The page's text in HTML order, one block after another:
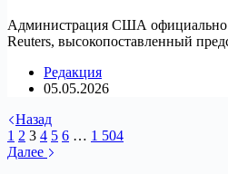
Администрация США официально
Reuters, высокопоставленный
Редакция
05.05.2026
Назад
1 2 3 4 5 6 … 1 504
Далее